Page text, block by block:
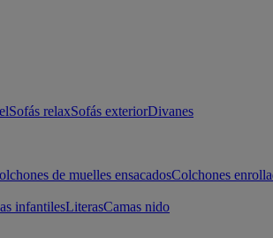
Sofás relaxSofás exteriorDivanes
de muelles ensacadosColchones
infantilesLiterasCamas nido